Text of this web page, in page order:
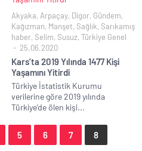
Akyaka, Arpaçay, Digor, Gündem,
Kağızman, Manşet, Sağlık, Sarıkamış
haber, Selim, Susuz, Türkiye Genel
25.06.2020
Kars’ta 2019 Yılında 1477 Kişi
Yaşamını Yitirdi
Türkiye İstatistik Kurumu
verilerine göre 2019 yılında
Türkiye’de ölen kişi...
5 6 7 8